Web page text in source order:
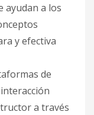
ayudan a los
y efectiva
de
a través